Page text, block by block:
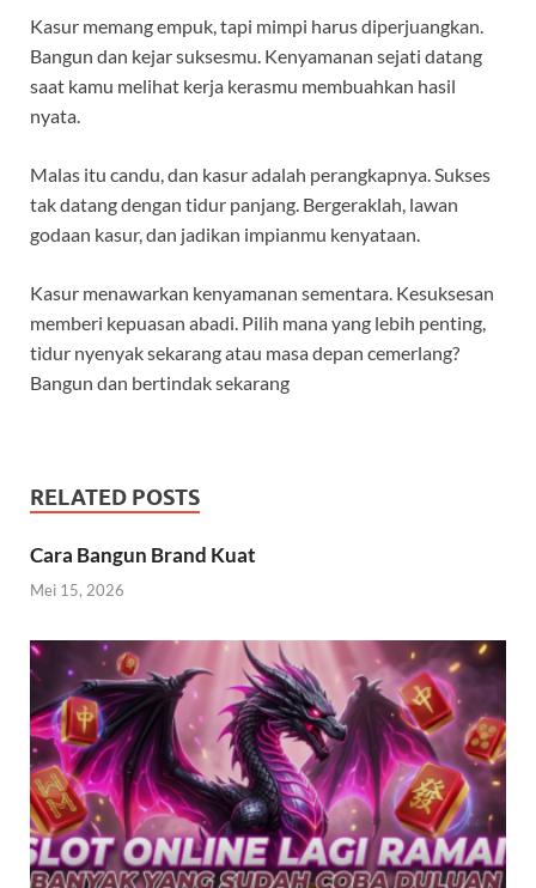
Kasur memang empuk, tapi mimpi harus diperjuangkan.
Bangun dan kejar suksesmu. Kenyamanan sejati datang
saat kamu melihat kerja kerasmu membuahkan hasil
nyata.
Malas itu candu, dan kasur adalah perangkapnya. Sukses
tak datang dengan tidur panjang. Bergeraklah, lawan
godaan kasur, dan jadikan impianmu kenyataan.
Kasur menawarkan kenyamanan sementara. Kesuksesan
memberi kepuasan abadi. Pilih mana yang lebih penting,
tidur nyenyak sekarang atau masa depan cemerlang?
Bangun dan bertindak sekarang
RELATED POSTS
Cara Bangun Brand Kuat
Mei 15, 2026